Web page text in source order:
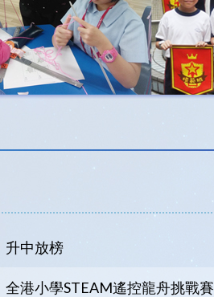
升中放榜
全港小學STEAM遙控龍舟挑戰賽